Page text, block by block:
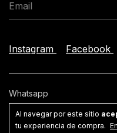
Al navegar por este sitio
tu experiencia de compra.
Instagram Facebook
Whatsapp
541149706904
Teléfono